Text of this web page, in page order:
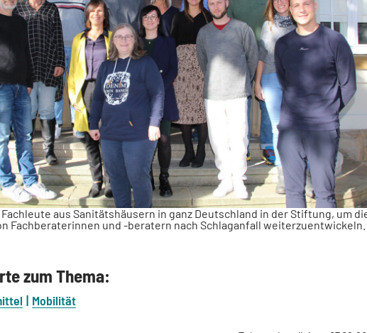
aus Sanitätshäusern in ganz Deutschland in der Stiftung, um
Fachberaterinnen und -beratern nach Schlaganfall weiterzuentwickeln.
zum Thema:
Mobilität